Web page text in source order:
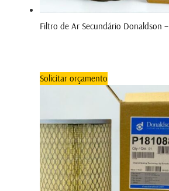
Filtro de Ar Secundário Donaldson
Solicitar orçamento